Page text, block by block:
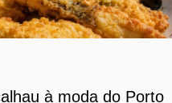
à moda do Porto